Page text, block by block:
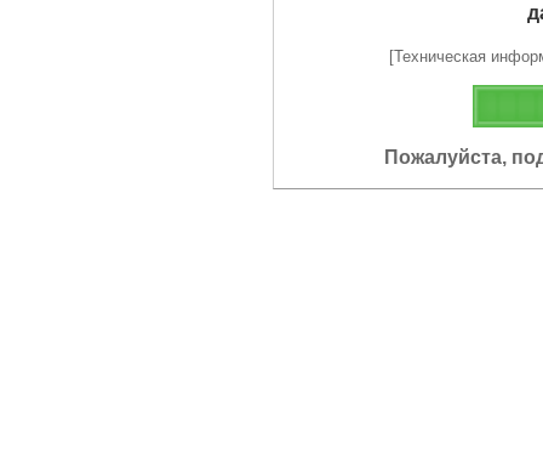
[Техническая
Пожалуйста,